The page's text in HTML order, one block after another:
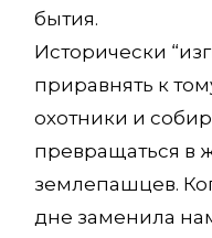
бытия.
Исторически
приравнять к
охотники и
превращаться в
землепашцев.
дне заменила